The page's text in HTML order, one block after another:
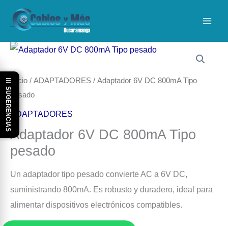
Inicio / ADAPTADORES / Adaptador 6V DC 800mA Tipo
pesado
ADAPTADORES
Adaptador 6V DC 800mA Tipo
pesado
Un adaptador tipo pesado convierte AC a 6V DC,
suministrando 800mA. Es robusto y duradero, ideal para
alimentar dispositivos electrónicos compatibles.
☰ SUGERENCIAS